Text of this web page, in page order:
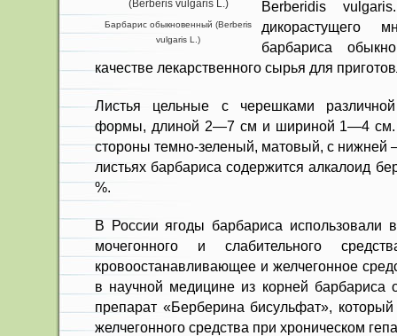
Барбарис обыкновенный (Berberis
vulgaris L.)
Berberidis
дикорастущего
барбариса
качестве лекарственного сырья для
Листья цельные с черешками
формы, длиной 2—7 см и шириной 1—4 см.
стороны темно-зеленый, матовый, с нижней
листьях барбариса содержится алкалоид
%.
В России ягоды барбариса исполь­зовали в
моче­гонного и слабительного
кровоостанавливающее и желчегонное
в научной медицине из корней барбариса
препарат «Берберина бисульфат»,
жел­чегонного средства при хроническом